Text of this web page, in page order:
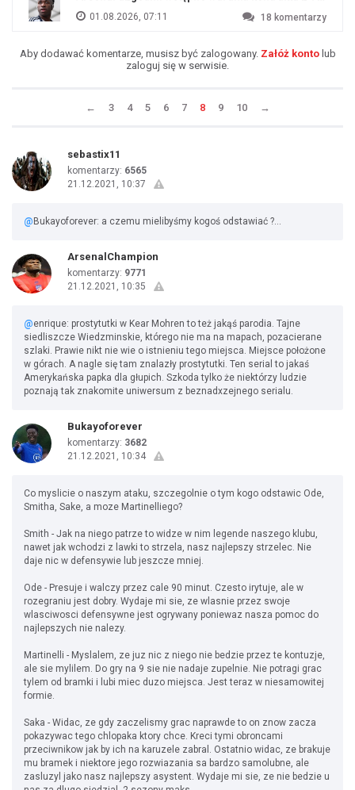
01.08.2026, 07:11 18 komentarzy
Aby dodawać komentarze, musisz być zalogowany. Załóż kontolub
zaloguj się w serwisie.
← 3 4 5 6 7 8 9 10 →
sebastix11
komentarzy: 6565
21.12.2021, 10:37
@ Bukayoforever: a czemu mielibyśmy kogoś odstawiać ?...
ArsenalChampion
komentarzy: 9771
21.12.2021, 10:35
@enrique: prostytutki w Kear Mohren to też jakąś parodia. Tajne
siedliszcze Wiedzminskie, którego nie ma na mapach, pozacierane
szlaki. Prawie nikt nie wie o istnieniu tego miejsca. Miejsce położone
w górach. A nagle się tam znalazły prostytutki. Ten serial to jakaś
Amerykańska papka dla głupich. Szkoda tylko że niektórzy ludzie
poznają tak znakomite uniwersum z beznadxzejnego serialu.
Bukayoforever
komentarzy: 3682
21.12.2021, 10:34
Co myslicie o naszym ataku, szczegolnie o tym kogo odstawic Ode,
Smitha, Sake, a moze Martinelliego?
Smith - Jak na niego patrze to widze w nim legende naszego klubu,
nawet jak wchodzi z lawki to strzela, nasz najlepszy strzelec. Nie
daje nic w defensywie lub jeszcze mniej.
Ode - Presuje i walczy przez cale 90 minut. Czesto irytuje, ale w
rozegraniu jest dobry. Wydaje mi sie, ze wlasnie przez swoje
wlasciwosci defensywne jest ogrywany poniewaz nasza pomoc do
najlepszych nie nalezy.
Martinelli - Myslalem, ze juz nic z niego nie bedzie przez te kontuzje,
ale sie mylilem. Do gry na 9 sie nie nadaje zupelnie. Nie potragi grac
tylem od bramki i lubi miec duzo miejsca. Jest teraz w niesamowitej
formie.
Saka - Widac, ze gdy zaczelismy grac naprawde to on znow zacza
pokazywac tego chlopaka ktory chce. Kreci tymi obroncami
przeciwnikow jak by ich na karuzele zabral. Ostatnio widac, ze brakuje
mu bramek i niektore jego rozwiazania sa bardzo samolubne, ale
zasluzyl jako nasz najlepszy asystent. Wydaje mi sie, ze nie bedzie u